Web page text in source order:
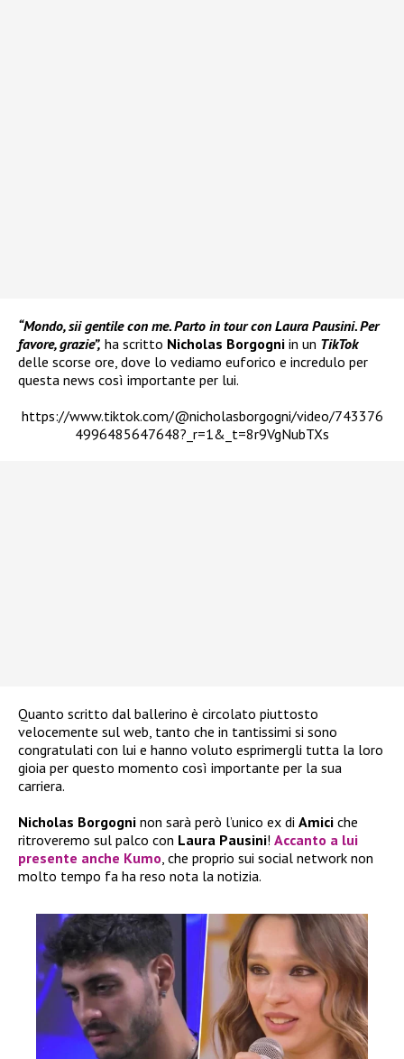
“Mondo, sii gentile con me. Parto in tour con Laura Pausini. Per
favore, grazie”, ha scritto Nicholas Borgogni in un TikTok
delle scorse ore, dove lo vediamo euforico e incredulo per
questa news così importante per lui.
https://www.tiktok.com/@nicholasborgogni/video/743376
4996485647648?_r=1&_t=8r9VgNubTXs
Quanto scritto dal ballerino è circolato piuttosto
velocemente sul web, tanto che in tantissimi si sono
congratulati con lui e hanno voluto esprimergli tutta la loro
gioia per questo momento così importante per la sua
carriera.
Nicholas Borgogni non sarà però l’unico ex di Amici che
ritroveremo sul palco con Laura Pausini! Accanto a lui
presente anche Kumo, che proprio sui social network non
molto tempo fa ha reso nota la notizia.